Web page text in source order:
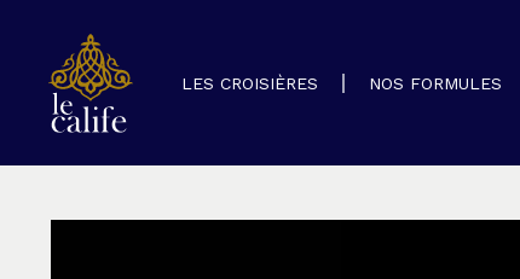
LES CROISIÈRES NOS FORMULES